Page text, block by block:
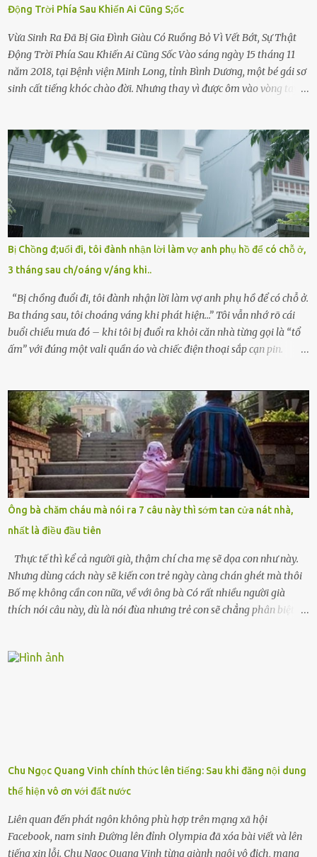
Động Trời Phía Sau Khiến Ai Cũng S;ốc
Vừa Sinh Ra Đã Bị Gia Đình Giàu Có Ruồng Bỏ Vì Vết Bớt, Sự Thật
Động Trời Phía Sau Khiến Ai Cũng Sốc Vào sáng ngày 15 tháng 11
năm 2018, tại Bệnh viện Minh Long, tỉnh Bình Dương, một bé gái sơ
sinh cất tiếng khóc chào đời. Nhưng thay vì được ôm vào vòng tay
hảo, địa vị cao sang của ông Trần Quốc Tùng xem như điềm gở. Ông
Tùng, một doanh nhân quyền lực có tiếng ở Bình Dương, cùng vợ là
bà Đỗ Thị Nga, lập tức ra quyết định nhẫn tâm: bỏ lại đứa trẻ. Họ
viện cớ “không đủ khả năng nuôi dưỡng” và ký vào giấy từ chối
quyền giám hộ, yêu cầu bệnh viện xử lý bé như một trường hợp bị
bỏ rơi. Trong khi ấy, con gái ruột của họ – Trần Lệ Mi – vẫn đang
mê man sau sinh, hoàn toàn không hay biết chuyện gì xảy ra.
Thiếu úy Nguyễn Thị Mai, một nữ cảnh sát công tác tại địa phương,
tình cờ chứng kiến giây phút bé bị đưa đi trong lặng lẽ. Nét mặt đỏ
hỏn, bàn tay bé xíu co quắp, ...
Bị Chồng đ;uổi đi, tôi đành nhận lời làm vợ anh phụ hồ để có chỗ ở,
3 tháng sau ch/oáng v/áng khi..
“Bị chồng đuổi đi, tôi đành nhận lời làm vợ anh phụ hồ để có chỗ ở.
Ba tháng sau, tôi choáng váng khi phát hiện…” Tôi vẫn nhớ rõ cái
buổi chiều mưa đó – khi tôi bị đuổi ra khỏi căn nhà từng gọi là “tổ
ấm” với đúng một vali quần áo và chiếc điện thoại sắp cạn pin.
cưới cô để có con. Không phải để nuôi một cái thân bất tài chỉ biết
khóc lóc,” anh ta gằn giọng, đẩy mạnh cánh cửa trước mặt tôi.
Tiếng cánh cửa đóng lại, vang lên như một bản án lạnh lùng. Tôi
đứng chết lặng giữa cơn mưa, không biết đi đâu, về đâu. Bố mẹ tôi
mất sớm. Tôi chẳng có anh chị em. Họ hàng cũng thưa thớt, chẳng
ai thân thiết đến mức có thể mở lòng cho tôi tá túc. Bạn bè? Ai cũng
bận rộn với gia đình riêng của họ. Tôi đã từng đặt cược cả thanh
xuân vào người chồng ấy – và giờ, tôi chỉ còn lại chính mình. Tôi lên
chiếc xe buýt cuối ngày, trốn chạy khỏi thành phố và nỗi đau. Tôi v...
Ông bà chăm cháu mà nói ra 7 câu này thì sớm tan cửa nát nhà,
nhất là điều đầu tiên
Thực tế thì kể cả người già, thậm chí cha mẹ sẽ dọa con như này.
Nhưng dùng cách này sẽ kiến con trẻ ngày càng chán ghét mà thôi
Bố mẹ không cần con nữa, về với ông bà Có rất nhiều người già
thích nói câu này, dù là nói đùa nhưng trẻ con sẽ chẳng phân biệt
khuyên nhủ con thật cẩn thận. Nếu cháu không nghe lời, cảnh sát
để được giúp đỡ thì có thể sẽ bỏ lỡ cơ hội và gặp nguy hiểm. Trẻ con
có biết gì đâu Nhiều người cứ coi trẻ còn nhỏ nên dù có phạm sai
lầm, thì họ cũng không trách mắng. Nhưng nếu người lớn tuổi
không dạy con cẩn...
Chu Ngọc Quang Vinh chính thức lên tiếng: Sau khi đăng nội dung
thể hiện vô ơn với đất nước
Liên quan đến phát ngôn không phù hợp trên mạng xã hội
Facebook, nam sinh Đường lên đỉnh Olympia đã xóa bài viết và lên
tiếng xin lỗi. Chu Ngọc Quang Vinh từng giành ngôi vô địch, mang